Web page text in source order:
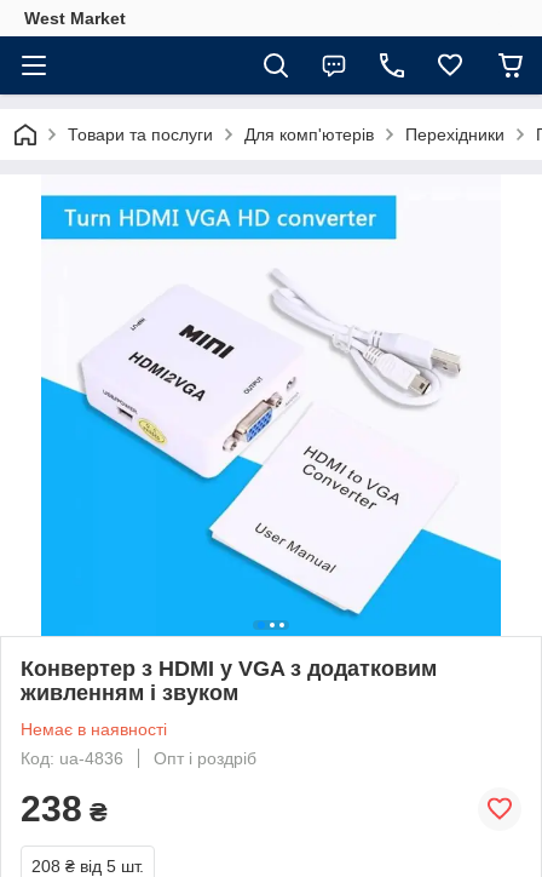
West Market
Товари та послуги Для комп'ютерів Перехідники
Конвертер з HDMI у VGA з додатковим
живленням і звуком
Немає в наявності
Код: ua-4836
Опт і роздріб
238 ₴
208 ₴ від 5 шт.